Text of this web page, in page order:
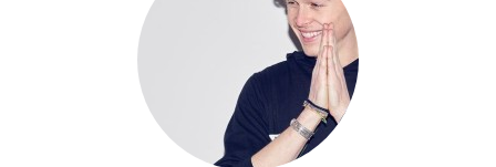
VER TODOS LOS RESULTADOS